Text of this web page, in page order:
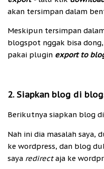
akan tersimpan dalam
Meskipun tersimpan
blogspot nggak bisa
pakai plugin export to
2. Siapkan blog di
Berikutnya siapkan blog
Nah ini dia masalah saya,
ke wordpress, dan blog
saya redirectaja ke